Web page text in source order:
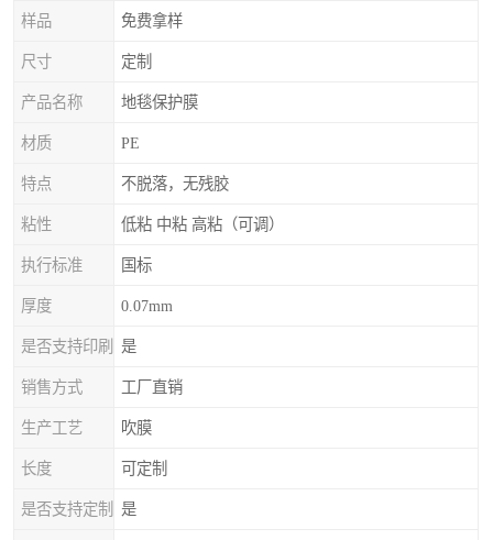
样品 免费拿样
尺寸 定制
产品名称 地毯保护膜
材质 PE
特点 不脱落，无残胶
粘性 低粘 中粘 高粘（可调）
执行标准 国标
厚度 0.07mm
是否支持印刷 是
销售方式 工厂直销
生产工艺 吹膜
长度 可定制
是否支持定制 是